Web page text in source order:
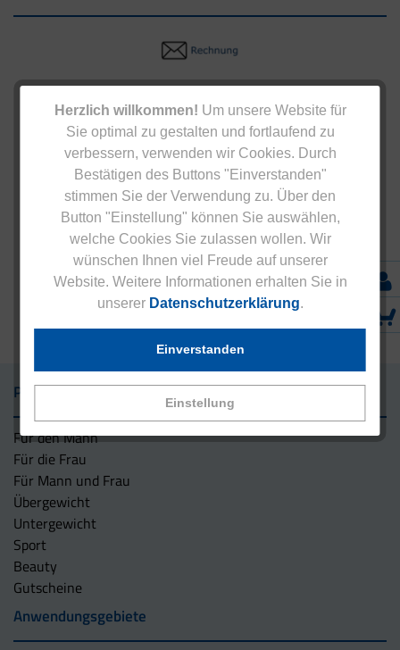
Herzlich willkommen! Um unsere Website für
Sie optimal zu gestalten und fortlaufend zu
verbessern, verwenden wir Cookies. Durch
Bestätigen des Buttons "Einverstanden"
stimmen Sie der Verwendung zu. Über den
Button "Einstellung" können Sie auswählen,
welche Cookies Sie zulassen wollen. Wir
wünschen Ihnen viel Freude auf unserer
Website. Weitere Informationen erhalten Sie in
unserer Datenschutzerklärung.
Einstellung
Einverstanden
Präparate
Für den Mann
Für die Frau
Für Mann und Frau
Übergewicht
Untergewicht
Sport
Beauty
Gutscheine
Anwendungsgebiete